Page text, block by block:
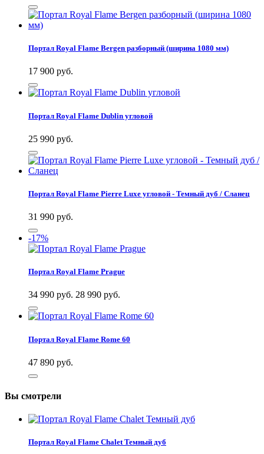
Портал Royal Flame Bergen разборный (ширина 1080 мм)
17 900 руб.
Портал Royal Flame Dublin угловой
25 990 руб.
Портал Royal Flame Pierre Luxe угловой - Темный дуб / Сланец
31 990 руб.
-17%
Портал Royal Flame Prague
34 990 руб. 28 990 руб.
Портал Royal Flame Rome 60
47 890 руб.
Вы смотрели
Портал Royal Flame Chalet Темный дуб